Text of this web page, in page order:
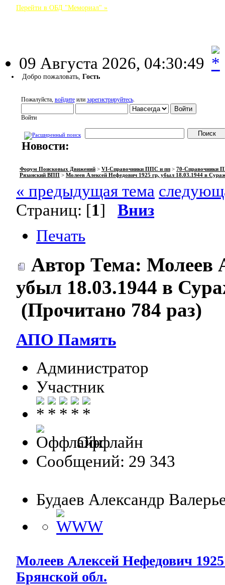
Перейти в ОБД "Мемориал" »
09 Августа 2026, 04:30:49
Добро пожаловать,Гость
Пожалуйста, войдитеили зарегистрируйтесь.
Войти
Новости:
Форум Поисковых Движений> VI-Справочники ППС и пп> 70-Справочники
Рязанский ВПП> Молеев Алексей Нефедович 1925 гр, убыл 18.03.1944 в
« предыдущая тема
Страниц: [1]Вниз
Печать
Автор Тема: Молеев
убыл 18.03.1944 в
(Прочитано 784 раз)
АПО Память
Администратор
Участник
Оффлайн
Сообщений: 29 343
Будаев Александр
Молеев Алексей Нефедович
Брянской обл.